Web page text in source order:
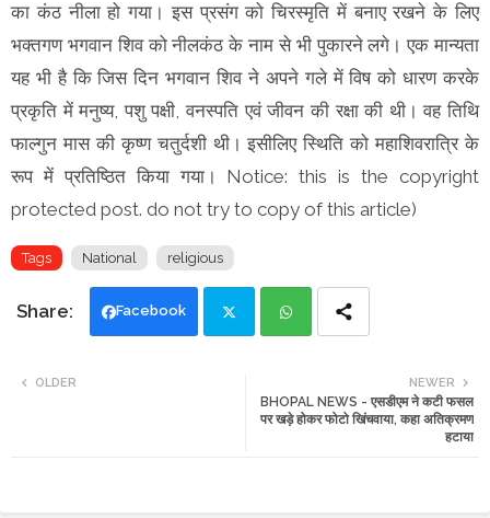
का कंठ नीला हो गया। इस प्रसंग को चिरस्मृति में बनाए रखने के लिए
भक्तगण भगवान शिव को नीलकंठ के नाम से भी पुकारने लगे। एक मान्यता
यह भी है कि जिस दिन भगवान शिव ने अपने गले में विष को धारण करके
प्रकृति में मनुष्य, पशु पक्षी, वनस्पति एवं जीवन की रक्षा की थी। वह तिथि
फाल्गुन मास की कृष्ण चतुर्दशी थी। इसीलिए स्थिति को महाशिवरात्रि के
रूप में प्रतिष्ठित किया गया। Notice: this is the copyright
protected post. do not try to copy of this article)
Tags National religious
Facebook
ats
NEWER
BHOPAL NEWS - एसडीएम ने कटी फसल
पर खड़े होकर फोटो खिंचवाया, कहा अतिक्रमण
हटाया
OLDER